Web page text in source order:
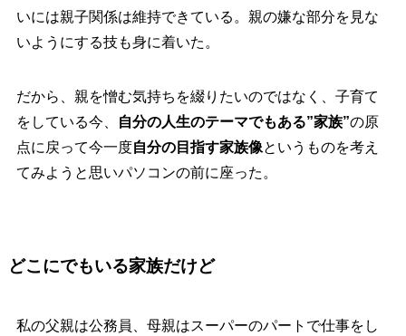
いには親子関係は維持できている。親の嫌な部分を見な
いようにする技も身に着いた。
だから、親を憎む気持ちを綴りたいのではなく、子育て
をしている今、
自分の人生のテーマでもある”家族”の原
点に戻って今一度自分の目指す家族像というものを考え
てみようと思いパソコンの前に座った。
どこにでもいる家族だけど
私の父親は公務員、母親はスーパーのパートで仕事をし